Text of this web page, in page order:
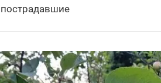
пострадавшие